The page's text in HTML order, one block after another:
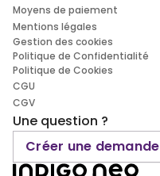
Moyens de paiement
Mentions légales
Gestion des cookies
Politique de Confidentialité
Politique de Cookies
CGU
CGV
Une question ?
Créer une demande